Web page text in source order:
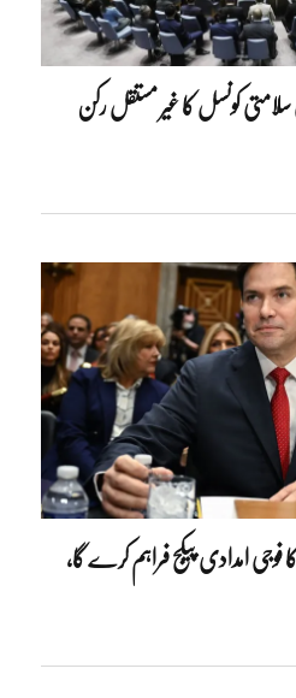
سلامتی کونسل کا غیر مستقل رکن
کو 40 کروڑ ڈالر کا فوجی امدادی پیکج فراہم کرے گا،